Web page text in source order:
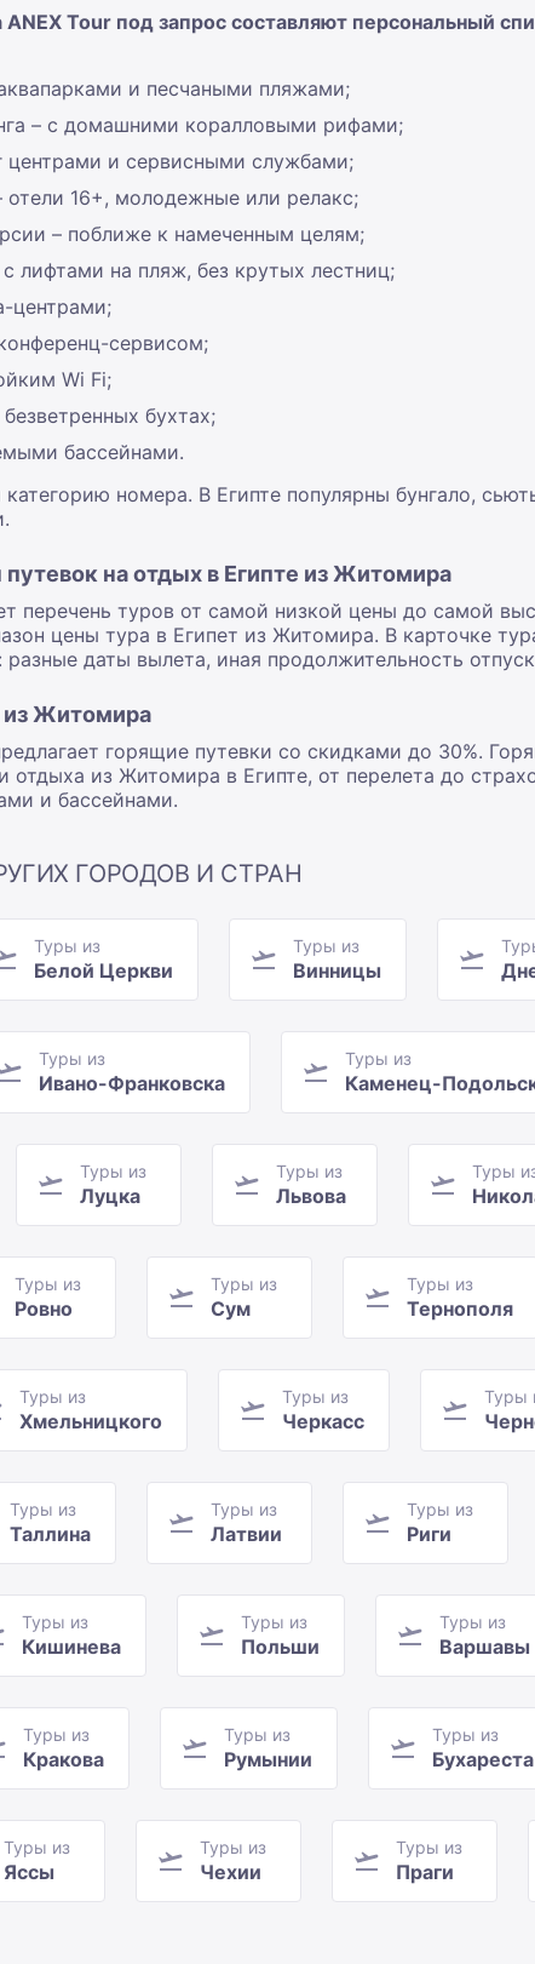
Tour под запрос составляют персональный
и песчаными пляжами;
– с домашними коралловыми рифами;
центрами и сервисными службами;
16+, молодежные или релакс;
– поближе к намеченным целям;
лифтами на пляж, без крутых лестниц;
центрами;
сервисом;
Wi Fi;
бухтах;
бассейнами.
номера. В Египте популярны бунгало,
на отдых в Египте из Житомира
перечень туров от самой низкой цены до самой
цены тура в Египет из Житомира. В карточке
разные даты вылета, иная продолжительность
из Житомира
горящие путевки со скидками до 30%.
отдыха из Житомира в Египте, от перелета до
и бассейнами.
ГОРОДОВ И СТРАН
Туры из
Белой Церкви
Туры из
Винницы
Туры из
Ивано-Франковска
Туры из
Каменец-
Туры из
Луцка
Туры из
Львова
Туры
Туры из
Ровно
Туры из
Сум
Туры из
Тернополя
Туры из
Хмельницкого
Туры из
Черкасс
Туры
Туры из
Таллина
Туры из
Латвии
Туры из
Риги
Туры из
Кишинева
Туры из
Польши
Туры из
Варшавы
Туры из
Кракова
Туры из
Румынии
Туры из
Бухареста
Туры из
Яссы
Туры из
Чехии
Туры из
Праги